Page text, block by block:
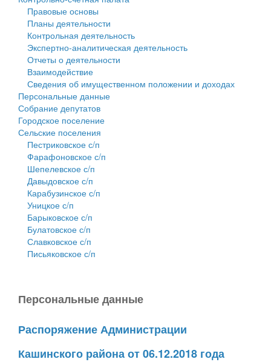
Городское поселение
Сельские поселения
Правовые основы
Планы деятельности
Контрольная деятельность
Экспертно-аналитическая деятельность
Отчеты о деятельности
Взаимодействие
Сведения об имущественном положении и доходах
Персональные данные
Собрание депутатов
Городское поселение
Сельские поселения
Пестриковское с/п
Фарафоновское с/п
Шепелевское с/п
Давыдовское с/п
Карабузинское с/п
Уницкое с/п
Барыковское с/п
Булатовское с/п
Славковское с/п
Письяковское с/п
Персональные данные
Распоряжение Администрации
Кашинского района от 06.12.2018 года